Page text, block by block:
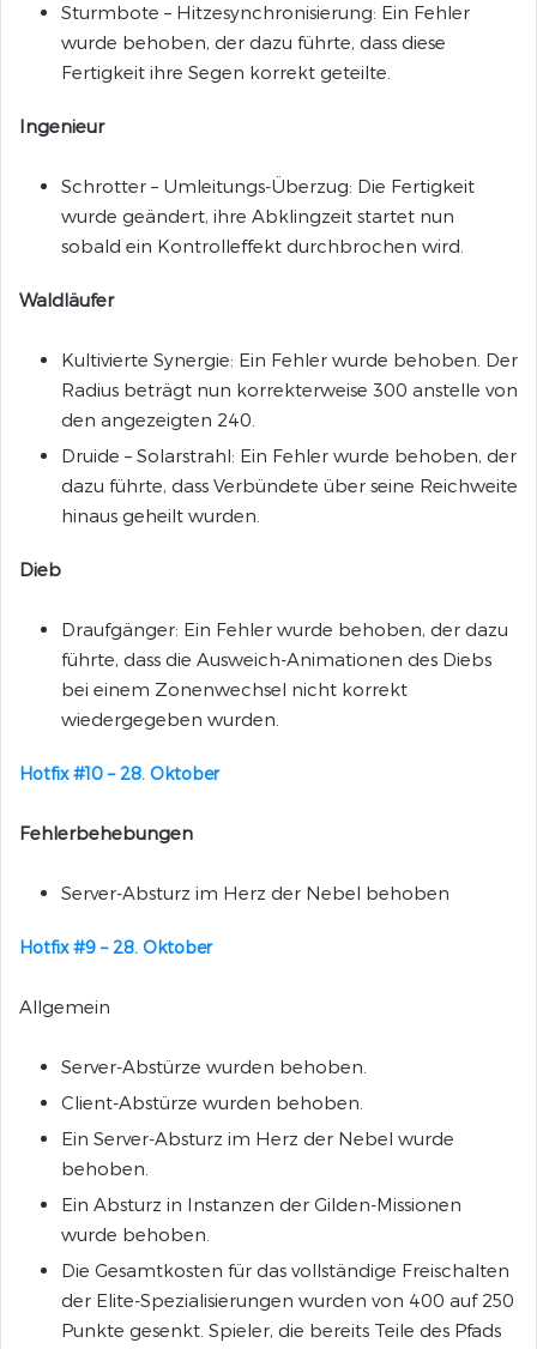
Sturmbote – Hitzesynchronisierung: Ein Fehler
wurde behoben, der dazu führte, dass diese
Fertigkeit ihre Segen korrekt geteilte.
Ingenieur
Schrotter – Umleitungs-Überzug: Die Fertigkeit
wurde geändert, ihre Abklingzeit startet nun
sobald ein Kontrolleffekt durchbrochen wird.
Waldläufer
Kultivierte Synergie: Ein Fehler wurde behoben. Der
Radius beträgt nun korrekterweise 300 anstelle von
den angezeigten 240.
Druide – Solarstrahl: Ein Fehler wurde behoben, der
dazu führte, dass Verbündete über seine Reichweite
hinaus geheilt wurden.
Dieb
Draufgänger: Ein Fehler wurde behoben, der dazu
führte, dass die Ausweich-Animationen des Diebs
bei einem Zonenwechsel nicht korrekt
wiedergegeben wurden.
Hotfix #10 – 28. Oktober
Fehlerbehebungen
Server-Absturz im Herz der Nebel behoben
Hotfix #9 – 28. Oktober
Allgemein
Server-Abstürze wurden behoben.
Client-Abstürze wurden behoben.
Ein Server-Absturz im Herz der Nebel wurde
behoben.
Ein Absturz in Instanzen der Gilden-Missionen
wurde behoben.
Die Gesamtkosten für das vollständige Freischalten
der Elite-Spezialisierungen wurden von 400 auf 250
Punkte gesenkt. Spieler, die bereits Teile des Pfads